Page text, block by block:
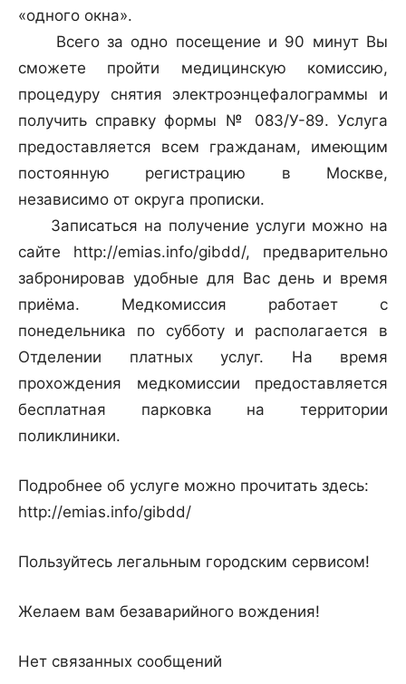
«одного окна».
Всего за одно посещение и 90 минут Вы
сможете пройти медицинскую комиссию,
процедуру снятия электроэнцефалограммы и
получить справку формы № 083/У-89. Услуга
предоставляется всем гражданам, имеющим
постоянную регистрацию в Москве,
независимо от округа прописки.
Записаться на получение услуги можно на
сайте http://emias.info/gibdd/, предварительно
забронировав удобные для Вас день и время
приёма. Медкомиссия работает с
понедельника по субботу и располагается в
Отделении платных услуг. На время
прохождения медкомиссии предоставляется
бесплатная парковка на территории
поликлиники.
Подробнее об услуге можно прочитать здесь:
http://emias.info/gibdd/
Пользуйтесь легальным городским сервисом!
Желаем вам безаварийного вождения!
Нет связанных сообщений